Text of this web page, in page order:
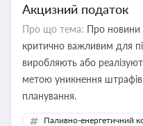
Акцизний податок
Про що тема: Про новини
критично важливим для
виробляють або
метою уникнення
планування.
Паливно-енергетичний